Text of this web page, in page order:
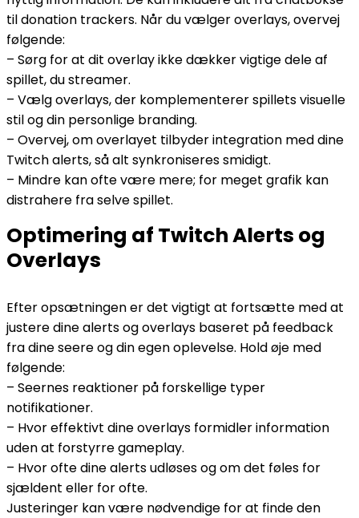
til donation trackers. Når du vælger overlays, overvej
følgende:
– Sørg for at dit overlay ikke dækker vigtige dele af
spillet, du streamer.
– Vælg overlays, der komplementerer spillets visuelle
stil og din personlige branding.
– Overvej, om overlayet tilbyder integration med dine
Twitch alerts, så alt synkroniseres smidigt.
– Mindre kan ofte være mere; for meget grafik kan
distrahere fra selve spillet.
Optimering af Twitch Alerts og
Overlays
Efter opsætningen er det vigtigt at fortsætte med at
justere dine alerts og overlays baseret på feedback
fra dine seere og din egen oplevelse. Hold øje med
følgende:
– Seernes reaktioner på forskellige typer
notifikationer.
– Hvor effektivt dine overlays formidler information
uden at forstyrre gameplay.
– Hvor ofte dine alerts udløses og om det føles for
sjældent eller for ofte.
Justeringer kan være nødvendige for at finde den